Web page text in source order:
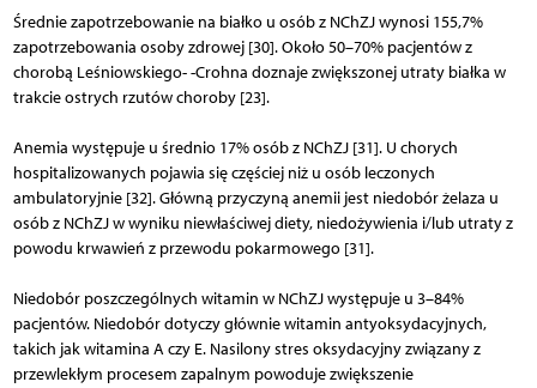
Średnie zapotrzebowanie na białko u osób z NChZJ wynosi 155,7%
zapotrzebowania osoby zdrowej [30]. Około 50–70% pacjentów z
chorobą Leśniowskiego- -Crohna doznaje zwiększonej utraty białka w
trakcie ostrych rzutów choroby [23].
Anemia występuje u średnio 17% osób z NChZJ [31]. U chorych
hospitalizowanych pojawia się częściej niż u osób leczonych
ambulatoryjnie [32]. Główną przyczyną anemii jest niedobór żelaza u
osób z NChZJ w wyniku niewłaściwej diety, niedożywienia i/lub utraty z
powodu krwawień z przewodu pokarmowego [31].
Niedobór poszczególnych witamin w NChZJ występuje u 3–84%
pacjentów. Niedobór dotyczy głównie witamin antyoksydacyjnych,
takich jak witamina A czy E. Nasilony stres oksydacyjny związany z
przewlekłym procesem zapalnym powoduje zwiększenie